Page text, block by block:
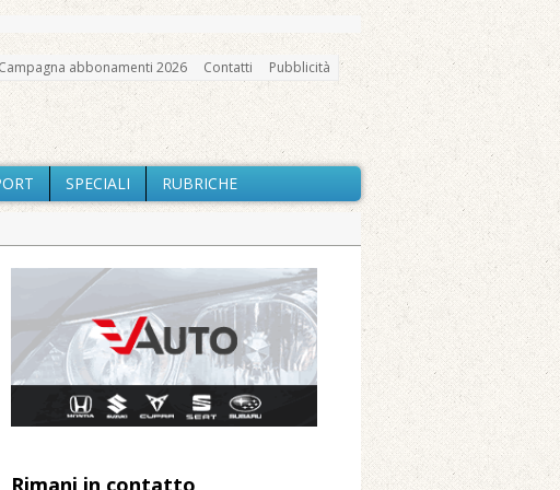
Campagna abbonamenti 2026 Contatti Pubblicità
SPECIALI RUBRICHE
il rifugio e chiusi tutti i sentieri
del Monte Barone
a Caresanablot
Marco Arnolfo